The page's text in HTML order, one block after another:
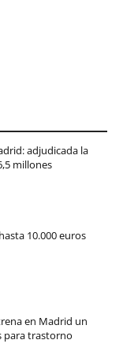
adjudicada la
millones
10.000 euros
en Madrid un
para trastorno